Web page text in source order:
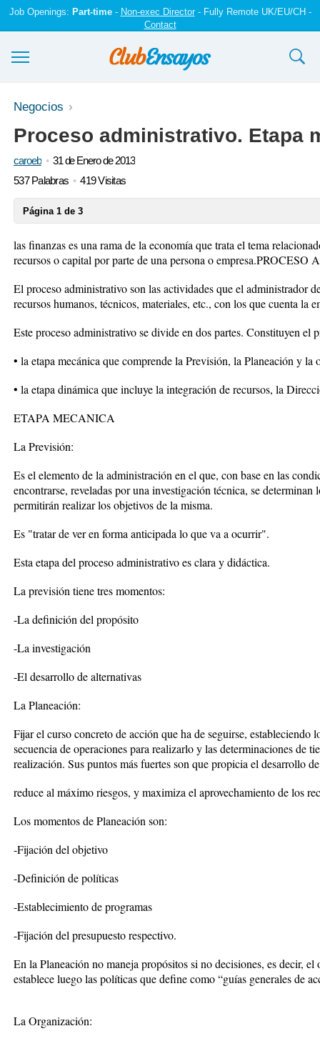
Job Openings: Part-time- Non-exec Director- Fully Remote UK/EU/CH -
Contact
Ensayos y trabajos
Registrarse
Iniciar sesión
Negocios
Proceso administrativo. Etapa
caroeb
31 de Enero de 2013
537 Palabras
419 Visitas
Página 1 de 3
las finanzas es una rama de la economía que trata el tema
recursos o capital por parte de una persona o
El proceso administrativo son las actividades que el administrador
recursos humanos, técnicos, materiales, etc., con los que cuenta la
Este proceso administrativo se divide en dos partes. Constituyen el
• la etapa mecánica que comprende la Previsión, la Planeación y la
• la etapa dinámica que incluye la integración de recursos, la
ETAPA MECANICA
La Previsión:
Es el elemento de la administración en el que, con base en las
encontrarse, reveladas por una investigación técnica, se
permitirán realizar los objetivos de la misma.
Es "tratar de ver en forma anticipada lo que va a ocurrir".
Esta etapa del proceso administrativo es clara y didáctica.
La previsión tiene tres momentos:
-La definición del propósito
-La investigación
-El desarrollo de alternativas
La Planeación:
Fijar el curso concreto de acción que ha de seguirse,
secuencia de operaciones para realizarlo y las determinaciones de
realización. Sus puntos más fuertes son que propicia el desarrollo
reduce al máximo riesgos, y maximiza el aprovechamiento de los
Los momentos de Planeación son:
-Fijación del objetivo
-Definición de políticas
-Establecimiento de programas
-Fijación del presupuesto respectivo.
En la Planeación no maneja propósitos si no decisiones, es decir,
establece luego las políticas que define como “guías generales de
La Organización: